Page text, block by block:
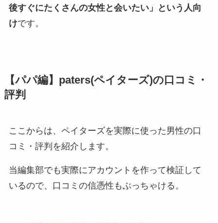
後すぐにたくさんの女性と会いたい」という人向
けです。
【パパ編】paters(ペイターズ)の口コミ・
評判
ここからは、ペイターズを実際に使った男性の口
コミ・評判を紹介します。
当編集部でも実際にアカウントを作って検証して
いるので、口コミの信憑性もぶっちゃける。